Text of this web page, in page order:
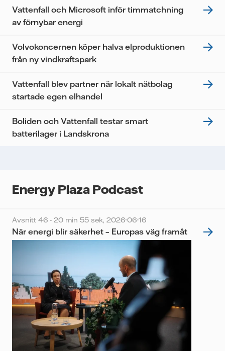
personuppgifter för att kunna skicka mig
nyhetsbrevet.*
Vattenfall och Microsoft inför timmatchning
av förnybar energi
Volvokoncernen köper halva elproduktionen
från ny vindkraftspark
Vattenfall blev partner när lokalt nätbolag
startade egen elhandel
Boliden och Vattenfall testar smart
batterilager i Landskrona
Energy Plaza Podcast
Avsnitt 46 - 20 min 55 sek, 2026-06-16
När energi blir säkerhet – Europas väg framåt